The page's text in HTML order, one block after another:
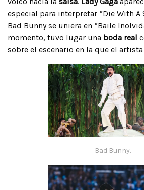
especial para interpretar “Die With A
Bad Bunny se uniera en “Baile
momento, tuvo lugar una boda real
sobre el escenario en la que el artista
Bad Bunny.